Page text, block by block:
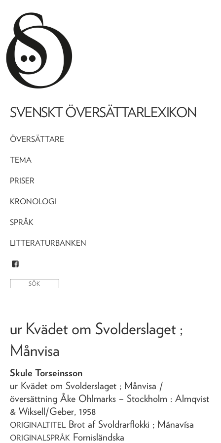
SVENSKT ÖVERSÄTTARLEXIKON
ÖVERSÄTTARE
TEMA
PRISER
KRONOLOGI
SPRÅK
LITTERATURBANKEN
ur Kvädet om Svolderslaget ;
Månvisa
Skule Torseinsson
ur Kvädet om Svolderslaget ; Månvisa /
översättning Åke Ohlmarks – Stockholm : Almqvist
& Wiksell/Geber, 1958
ORIGINALTITEL Brot af Svoldrarflokki ; Mánavísa
ORIGINALSPRÅK Fornisländska